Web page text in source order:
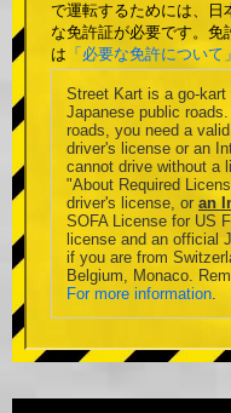
で運転するためには、日
な免許証が必要です。免
は 「必要な免許について」
Street Kart is a go-
Japanese public
roads, you need a
driver's license or an
cannot drive without a
"About Required
driver's license, or an
SOFA License for US
license and an official
if you are from
Belgium, Monaco.
For more information.